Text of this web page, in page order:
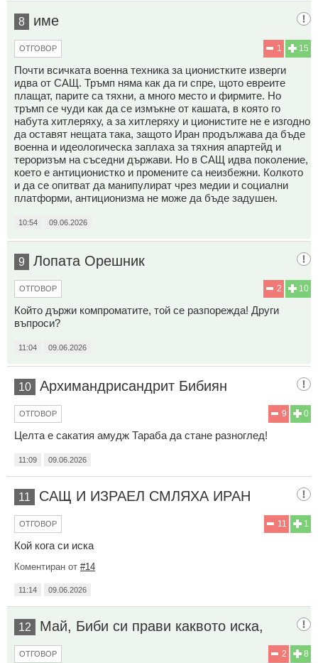
8 име
15
1
ОТГОВОР
Почти всичката военна техника за ционистките изверги
идва от САЩ. Тръмп няма как да ги спре, щото евреите
плащат, парите са тяхни, а много место и фирмите. Но
тръмп се чуди как да се измъкне от кашата, в която го
набута хитлеряху, а за хитлеряху и ционистите не е изгодно
да оставят нещата така, защото Иран продължава да бъде
военна и идеологическа заплаха за тяхния апартейд и
тероризъм на съседни държави. Но в САЩ идва поколение,
което е антиционистко и промените са неизбежни. Колкото
и да се опитват да манипулират чрез медии и социални
платформи, антиционизма не може да бъде задушен.
10:54 09.06.2026
9 Лопата Орешник
10
2
ОТГОВОР
Който държи компроматите, той се разпорежда! Други
въпроси?
11:04 09.06.2026
10 Архимандрисандрит Бибиян
0
9
ОТГОВОР
Целта е сакатия амудж Тараба да стане разноглед!
11:09 09.06.2026
11 САЩ И ИЗРАЕЛ СМЛЯХА ИРАН
1
11
ОТГОВОР
Кой кога си иска
Коментиран от #14
11:14 09.06.2026
12 Май, Биби си прави каквото иска,
8
2
ОТГОВОР